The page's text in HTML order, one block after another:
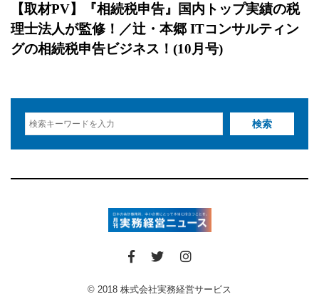
【取材PV】『相続税申告』国内トップ実績の税
理士法人が監修！／辻・本郷 ITコンサルティン
グの相続税申告ビジネス！(10月号)
© 2018 株式会社実務経営サービス